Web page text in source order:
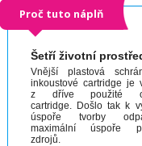
Proč tuto náplň
Šetří životní
Vnější plastová
inkoustové cartridge je
z dříve použité
cartridge. Došlo tak k
úspoře tvorby
maximální úspoře
zdrojů.